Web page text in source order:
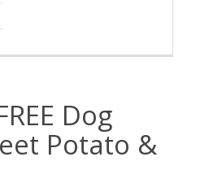
Dog
Potato &